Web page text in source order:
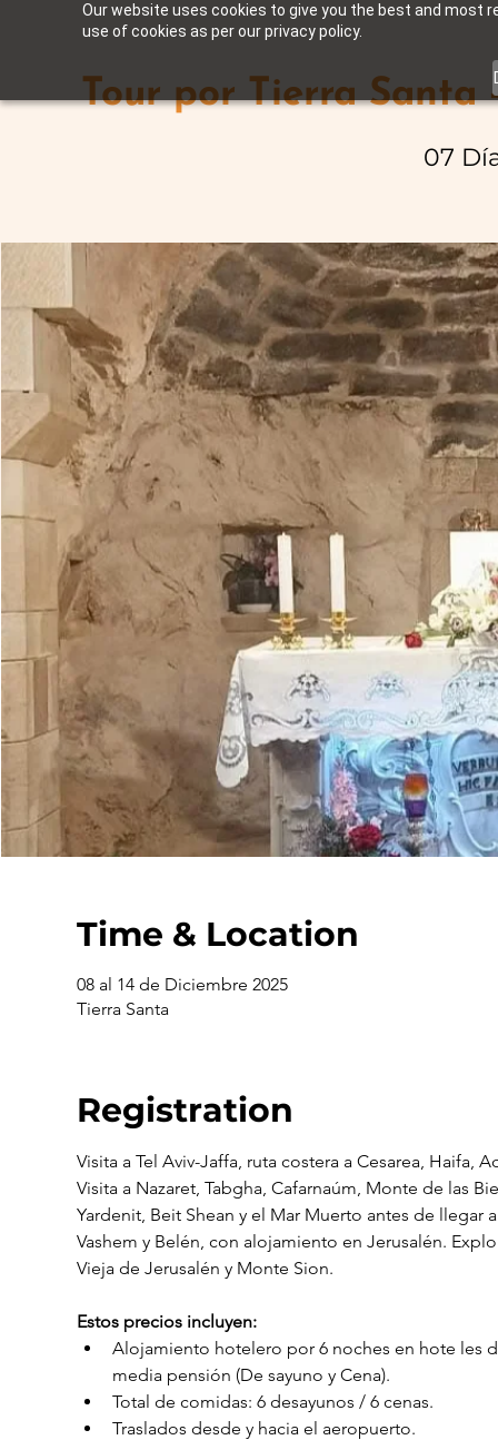
Our website uses cookies to give you the best and most
use of cookies as per our privacy policy.
Tour por Tierra Santa
07
Time & Location
08 al 14 de Diciembre 2025
Tierra Santa
Registration
Visita a Tel Aviv-Jaffa, ruta costera a Cesarea, Haifa,
Visita a Nazaret, Tabgha, Cafarnaúm, Monte de las
Yardenit, Beit Shean y el Mar Muerto antes de llegar
Vashem y Belén, con alojamiento en Jerusalén.
Vieja de Jerusalén y Monte Sion.
Estos precios incluyen:
Alojamiento hotelero por 6 noches en hote les
media pensión (De sayuno y Cena).
Total de comidas: 6 desayunos / 6 cenas.
Traslados desde y hacia el aeropuerto.